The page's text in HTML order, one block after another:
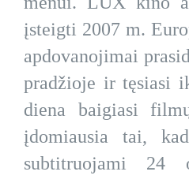
įsteigti 2007 m.
apdovanojimai
pradžioje ir tęsiasi
diena baigiasi
įdomiausia tai,
subtitruojami 24